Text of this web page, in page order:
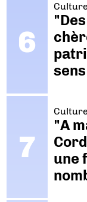
"A
une